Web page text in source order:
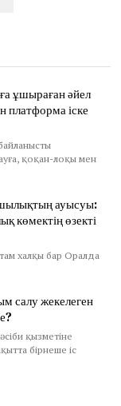
ұшыраған әйел
платформа іске
қоқан-лоқы мен
ауысуы:
көмектің өзекті
халқы бар Оралда
салу жекелеген
қызметіне
бірнеше іс